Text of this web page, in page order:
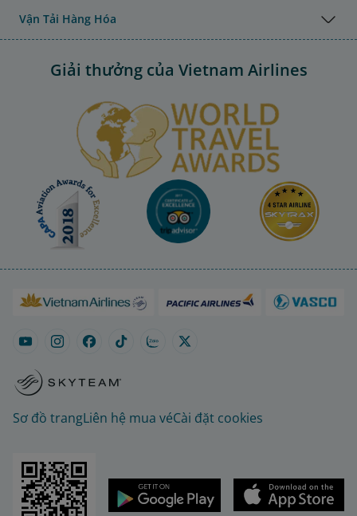
Vận Tải Hàng Hóa
Giải thưởng của Vietnam Airlines
Sơ đồ trangLiên hệ mua véCài đặt cookies